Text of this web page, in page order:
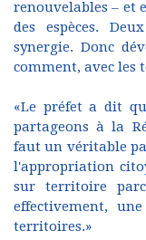
renouvelables – et
des espèces.
synergie. Donc
comment, avec les
«Le préfet a dit
partageons à la
faut un véritable
l'appropriation
sur territoire
effectivement,
territoires.»